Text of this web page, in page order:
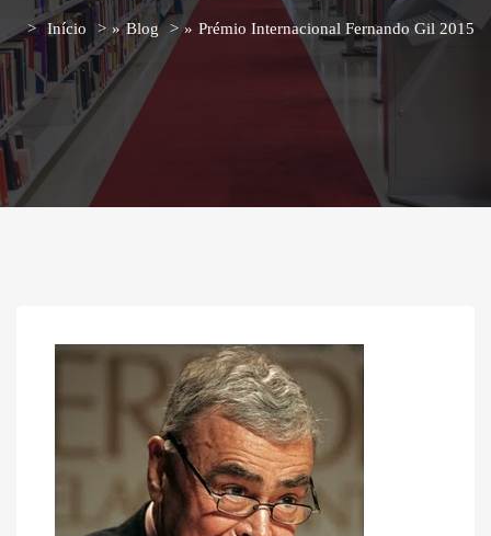
Início » Blog » Prémio Internacional Fernando Gil 2015